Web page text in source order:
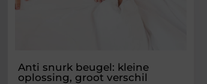
Anti snurk beugel: kleine
oplossing, groot verschil